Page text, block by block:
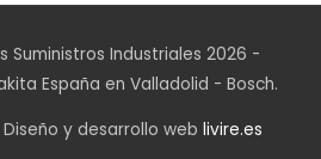
Suministros Industriales 2026 -
España en Valladolid - Bosch.
y desarrollo web livire.es